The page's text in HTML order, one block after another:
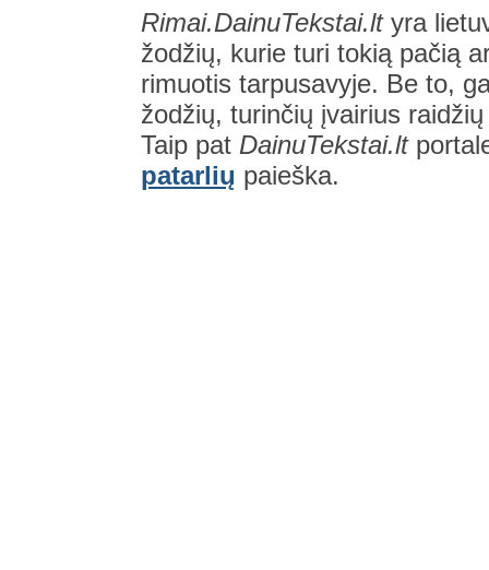
Rimai.DainuTekstai.ltyra
žodžių, kurie turi tokią pačią
rimuotis tarpusavyje. Be to,
žodžių, turinčių įvairius
Taip pat DainuTekstai.lt
patarlių paieška.